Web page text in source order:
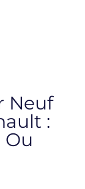
Neuf
:
Ou